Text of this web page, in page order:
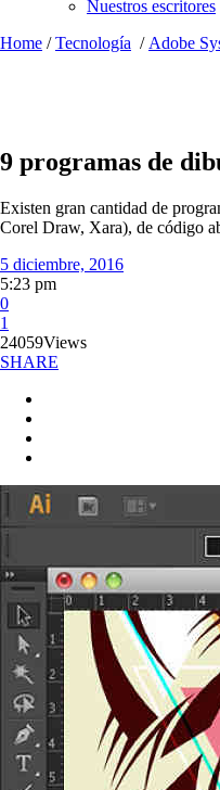
Nuestros escritores
Home /Tecnología / Adobe
9 programas de
Existen gran cantidad de
Corel Draw, Xara), de código
5 diciembre, 2016
5:23 pm
0
1
24059Views
SHARE